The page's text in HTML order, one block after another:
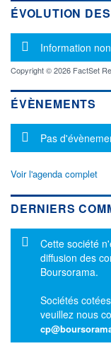
ÉVOLUTION
Message
Information
Copyright © 2026 FactSet
ÉVÈNEMENTS
Message
Pas
Voir l'agenda complet
DERNIERS
Message
Cette société
diffusion des
Boursorama.
Sociétés
veuillez nous